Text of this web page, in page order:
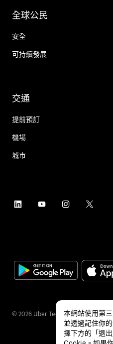
全球公民
安全
可持續發展
交通
提前預訂
機場
城市
© 2026 Uber Technologies Inc.
本網站使用第
並透過記住你
擇下方的「退